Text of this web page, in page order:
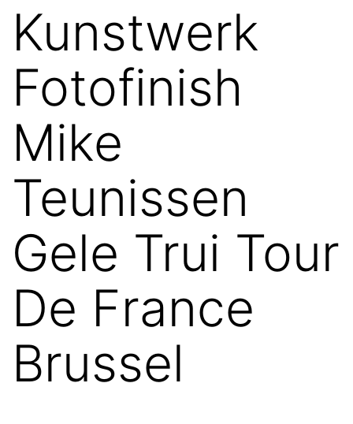
Kunstwerk
Fotofinish
Mike
Teunissen
Gele Trui Tour
De France
Brussel